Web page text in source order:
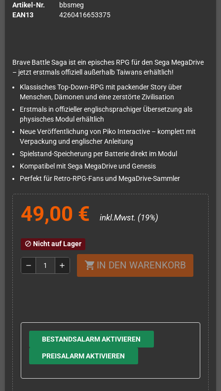
Artikel-Nr.
bbsmeg
EAN13
4260416653375
Brave Battle Saga ist ein episches RPG für den Sega MegaDrive
– jetzt erstmals offiziell außerhalb Taiwans erhältlich!
Klassisches Top-Down-RPG mit packender Story über
Menschen, Dämonen und eine zerstörte Zivilisation
Erstmals in offizieller englischsprachiger Übersetzung als
physisches Modul erhältlich
Neue Veröffentlichung von Piko Interactive – komplett mit
Verpackung und englischer Anleitung
Spielstand-Speicherung per Batterie direkt im Modul
Kompatibel mit Sega MegaDrive und Genesis
Perfekt für Retro-RPG-Fans und MegaDrive-Sammler
49,00 € inkl.Mwst. (19%)
block Nicht auf Lager
remove add shopping_cart IN DEN WARENKORB
BESTANDSALARM AKTIVIEREN
PREISALARM AKTIVIEREN